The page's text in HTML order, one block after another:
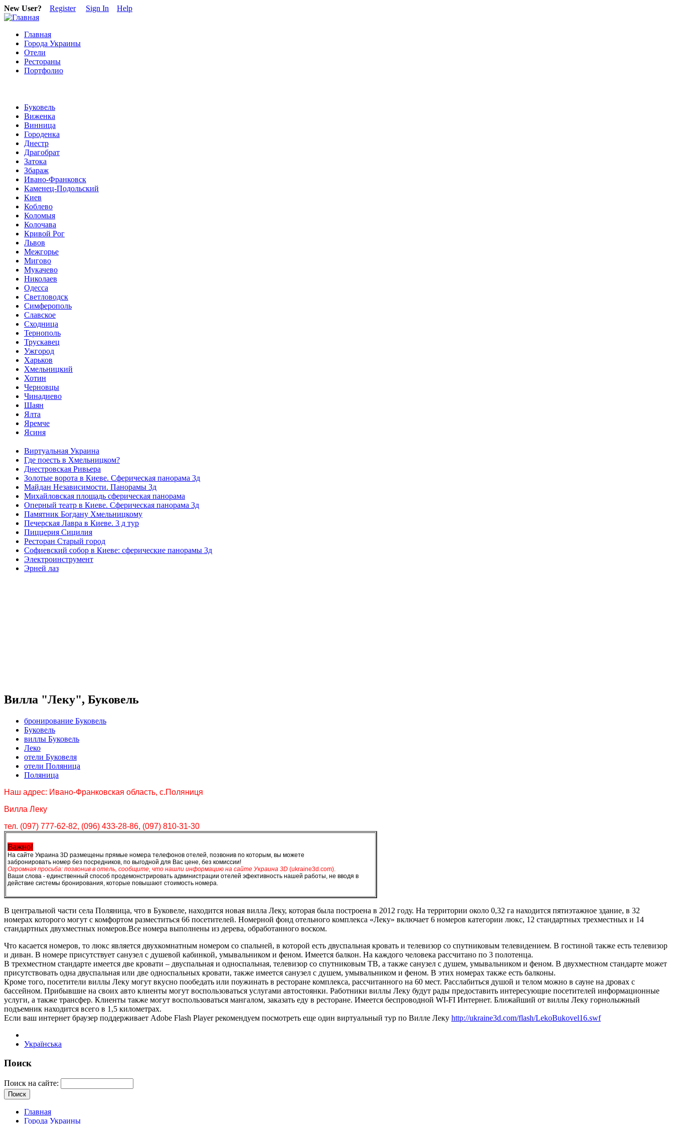
New User? Register Sign In Help
Главная
Города Украины
Отели
Рестораны
Портфолио
Буковель
Виженка
Винница
Городенка
Днестр
Драгобрат
Затока
Збараж
Ивано-Франковск
Каменец-Подольский
Киев
Коблево
Коломыя
Колочава
Кривой Рог
Львов
Межгорье
Мигово
Мукачево
Николаев
Одесса
Светловодск
Симферополь
Славское
Сходница
Тернополь
Трускавец
Ужгород
Харьков
Хмельницкий
Хотин
Черновцы
Чинадиево
Шаян
Ялта
Яремче
Ясиня
Виртуальная Украина
Где поесть в Хмельницком?
Днестровская Ривьера
Золотые ворота в Киеве. Сферическая панорама 3д
Майдан Независимости. Панорамы 3д
Михайловская площадь сферическая панорама
Оперный театр в Киеве. Сферическая панорама 3д
Памятник Богдану Хмельницкому
Печерская Лавра в Киеве. 3 д тур
Пиццерия Сицилия
Ресторан Старый город
Софиевский собор в Киеве: сферические панорамы 3д
Электроинструмент
Эрней лаз
Вилла "Леку", Буковель
бронирование Буковель
Буковель
виллы Буковель
Леко
отели Буковеля
отели Поляница
Поляница
Наш адрес: Ивано-Франковская область, с.Поляниця
Вилла Леку
тел. (097) 777-62-82, (096) 433-28-86, (097) 810-31-30
Важно!
На сайте Украина 3D размещены прямые номера телефонов отелей, позвонив по которым, вы можете
забронировать номер без посредников, по выгодной для Вас цене, без комиссии!
Огромная просьба: позвонив в отель, сообщите, что нашли информацию на сайте Украина 3D (ukraine3d.com).
Ваши слова - единственный способ продемонстрировать администрации отелей эфективность нашей работы, не вводя в
действие системы бронирования, которые повышают стоимость номера.
В центральной части села Поляница, что в Буковеле, находится новая вилла Леку, которая была построена в 2012 году. На территории около 0,32 га находится пятиэтажное здание, в 32
номерах которого могут с комфортом разместиться 66 посетителей. Номерной фонд отельного комплекса «Леку» включает 6 номеров категории люкс, 12 стандартных трехместных и 14
стандартных двухместных номеров.Все номера выполнены из дерева, обработанного воском.
Что касается номеров, то люкс является двухкомнатным номером со спальней, в которой есть двуспальная кровать и телевизор со спутниковым телевидением. В гостиной также есть телевизор
и диван. В номере присутствует санузел с душевой кабинкой, умывальником и феном. Имеется балкон. На каждого человека рассчитано по 3 полотенца.
В трехместном стандарте имеется две кровати – двуспальная и односпальная, телевизор со спутниковым ТВ, а также санузел с душем, умывальником и феном. В двухместном стандарте может
присутствовать одна двуспальная или две односпальных кровати, также имеется санузел с душем, умывальником и феном. В этих номерах также есть балконы.
Кроме того, посетители виллы Леку могут вкусно пообедать или поужинать в ресторане комплекса, рассчитанного на 60 мест. Расслабиться душой и телом можно в сауне на дровах с
бассейном. Прибывшие на своих авто клиенты могут воспользоваться услугами автостоянки. Работники виллы Леку будут рады предоставить интересующие посетителей информационные
услуги, а также трансфер. Клиенты также могут воспользоваться мангалом, заказать еду в ресторане. Имеется беспроводной WI-FI Интернет. Ближайший от виллы Леку горнолыжный
подъемник находится всего в 1,5 километрах.
Если ваш интернет браузер поддерживает Adobe Flash Player рекомендуем посмотреть еще один виртуальный тур по Вилле Леку http://ukraine3d.com/flash/LekoBukovel16.swf
Українська
Поиск
Поиск на сайте:
Главная
Города Украины